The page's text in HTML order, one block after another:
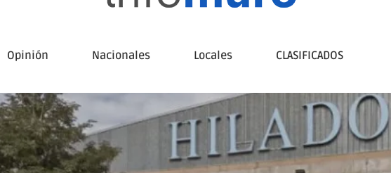
Opinión Nacionales Locales CLASIFICADOS